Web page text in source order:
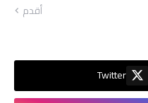
أقدم
Twitter